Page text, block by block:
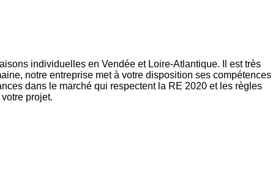
individuelles en Vendée et Loire-Atlantique. Il est très
notre entreprise met à votre disposition ses compétences
dans le marché qui respectent la RE 2020 et les règles
projet.